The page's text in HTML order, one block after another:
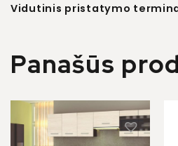
Vidutinis pristatymo
Panašūs